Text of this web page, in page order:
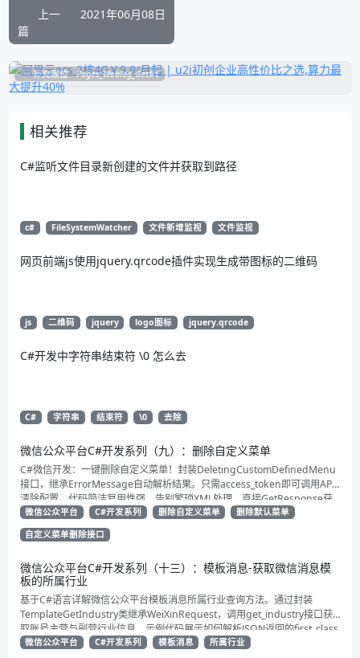
上一
篇
2021年06月08日
补充展位 Pages_Weblog_Get#1
相关推荐
C#监听文件目录新创建的文件并获取到路径
c# FileSystemWatcher 文件新增监视 文件监视
网页前端js使用jquery.qrcode插件实现生成带图标的二维码
js 二维码 jquery logo图标 jquery.qrcode
C#开发中字符串结束符 \0 怎么去
C# 字符串 结束符 \0 去除
微信公众平台C#开发系列（九）：删除自定义菜单
C#微信开发：一键删除自定义菜单！封装DeletingCustomDefinedMenu
接口，继承ErrorMessage自动解析结果。只需access_token即可调用API
清除配置。代码简洁复用性强，告别繁琐XML处理，直接GetResponse获
取状态。适合动态管理公众号的开发者，建议收藏备用！
微信公众平台 C#开发系列 删除自定义菜单
删除默认菜单
自定义菜单删除接口
微信公众平台C#开发系列（十三）：模板消息-获取微信消息模
板的所属行业
基于C#语言详解微信公众平台模板消息所属行业查询方法。通过封装
TemplateGetIndustry类继承WeiXinRequest，调用get_industry接口获
取账号主营与副营行业信息。示例代码展示如何解析JSON返回的first_class
与second_class数据，为开发者提供合规通知场景开发支持
微信公众平台 C#开发系列 模板消息 所属行业